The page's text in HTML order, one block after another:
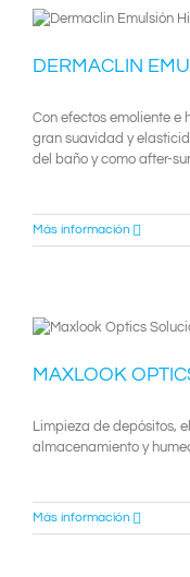
DERMACLIN
Con efectos emoliente e
gran suavidad y
del baño y como after-
Más información
MAXLOOK
Limpieza de depósitos,
almacenamiento y
Más información